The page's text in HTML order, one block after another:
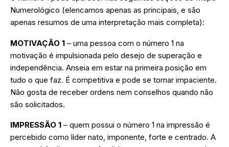
Numerológico (elencamos apenas as principais, e são
apenas resumos de uma interpretação mais completa):
MOTIVAÇÃO 1 – uma pessoa com o número 1 na
motivação é impulsionada pelo desejo de superação e
independência. Anseia em estar na primeira posição em
tudo o que faz. É competitiva e pode se tornar impaciente.
Não gosta de receber ordens nem conselhos quando não
são solicitados.
IMPRESSÃO 1 – quem possui o número 1 na impressão é
percebido como líder nato, imponente, forte e centrado. A